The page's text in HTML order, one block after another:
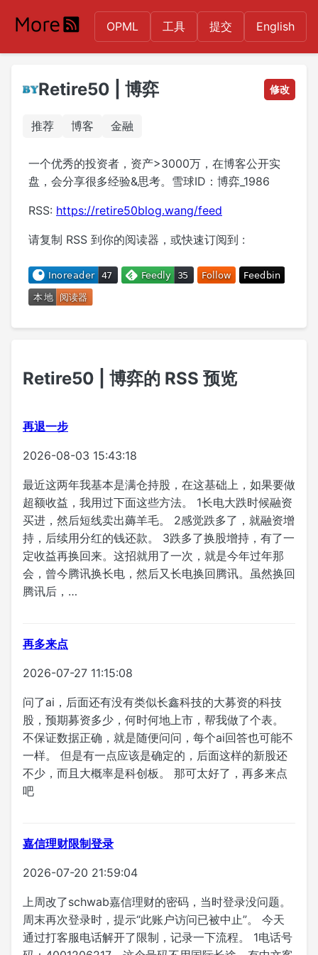
OPML 工具 提交 English
Retire50 | 博弈 修改
推荐 博客 金融
一个优秀的投资者，资产>3000万，在博客公开实
盘，会分享很多经验&思考。雪球ID：博弈_1986
RSS: https://retire50blog.wang/feed
请复制 RSS 到你的阅读器，或快速订阅到 :
Retire50 | 博弈的 RSS 预览
再退一步
2026-08-03 15:43:18
最近这两年我基本是满仓持股，在这基础上，如果要做
超额收益，我用过下面这些方法。 1长电大跌时候融资
买进，然后短线卖出薅羊毛。 2感觉跌多了，就融资增
持，后续用分红的钱还款。 3跌多了换股增持，有了一
定收益再换回来。这招就用了一次，就是今年过年那
会，曾今腾讯换长电，然后又长电换回腾讯。虽然换回
腾讯后，…
再多来点
2026-07-27 11:15:08
问了ai，后面还有没有类似长鑫科技的大募资的科技
股，预期募资多少，何时何地上市，帮我做了个表。
不保证数据正确，就是随便问问，每个ai回答也可能不
一样。 但是有一点应该是确定的，后面这样的新股还
不少，而且大概率是科创板。 那可太好了，再多来点
吧
嘉信理财限制登录
2026-07-20 21:59:04
上周改了schwab嘉信理财的密码，当时登录没问题。
周末再次登录时，提示“此账户访问已被中止”。 今天
通过打客服电话解开了限制，记录一下流程。 1电话号